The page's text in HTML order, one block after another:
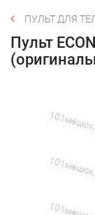
ПУЛЬТ ДЛЯ
Пульт